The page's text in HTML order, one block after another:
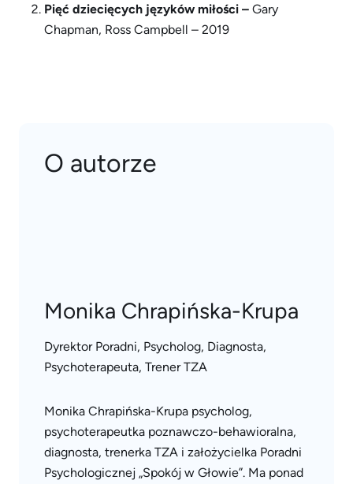
Pięć dziecięcych języków miłości – Gary
Chapman, Ross Campbell – 2019
O autorze
Monika Chrapińska-Krupa
Dyrektor Poradni, Psycholog, Diagnosta,
Psychoterapeuta, Trener TZA
Monika Chrapińska-Krupa psycholog,
psychoterapeutka poznawczo-behawioralna,
diagnosta, trenerka TZA i założycielka Poradni
Psychologicznej „Spokój w Głowie”. Ma ponad